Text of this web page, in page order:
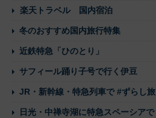
楽天トラベル 国内宿泊
冬のおすすめ国内旅行特集
近鉄特急「ひのとり」
サフィール踊り子号で行く伊豆
JR・新幹線・特急列車で #ずらし旅
日光・中禅寺湖に特急スペーシアで